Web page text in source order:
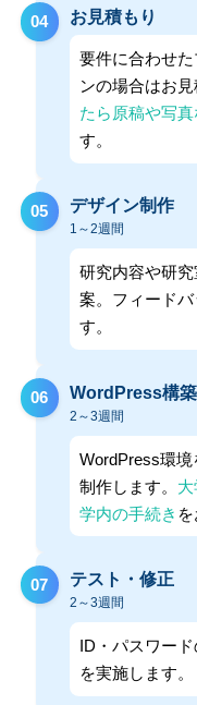
04 お見積もり
要件に合わせ
ンの場合はお見
たら原稿や写
す。
05 デザイン制作
1～2週間
研究内容や研
案。フィード
す。
06 WordPress構築
2～3週間
WordPress環
制作します。
学内の手続き
07 テスト・修正
2～3週間
ID・パスワー
を実施します。